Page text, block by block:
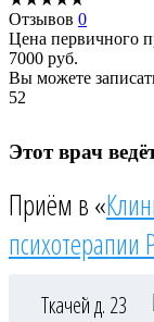
Отзывов 0
Цена первичного
7000 руб.
Вы можете
52
Этот врач
Приём в «
психотерапии
Ткачей д. 23